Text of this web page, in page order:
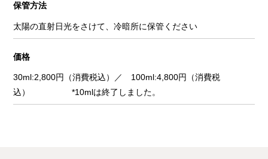
保管方法
太陽の直射日光をさけて、冷暗所に保管ください
価格
30ml:2,800円（消費税込）／ 100ml:4,800円（消費税
込） *10mlは終了しました。